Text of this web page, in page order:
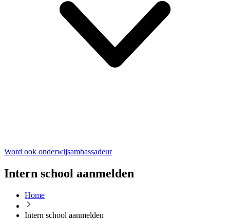
Word ook onderwijsambassadeur
Intern school aanmelden
Home
Intern school aanmelden